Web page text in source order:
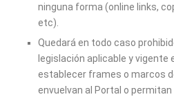
ninguna forma (online links,
etc).
Quedará en todo caso
legislación aplicable y vigente
establecer frames o marcos
envuelvan al Portal o